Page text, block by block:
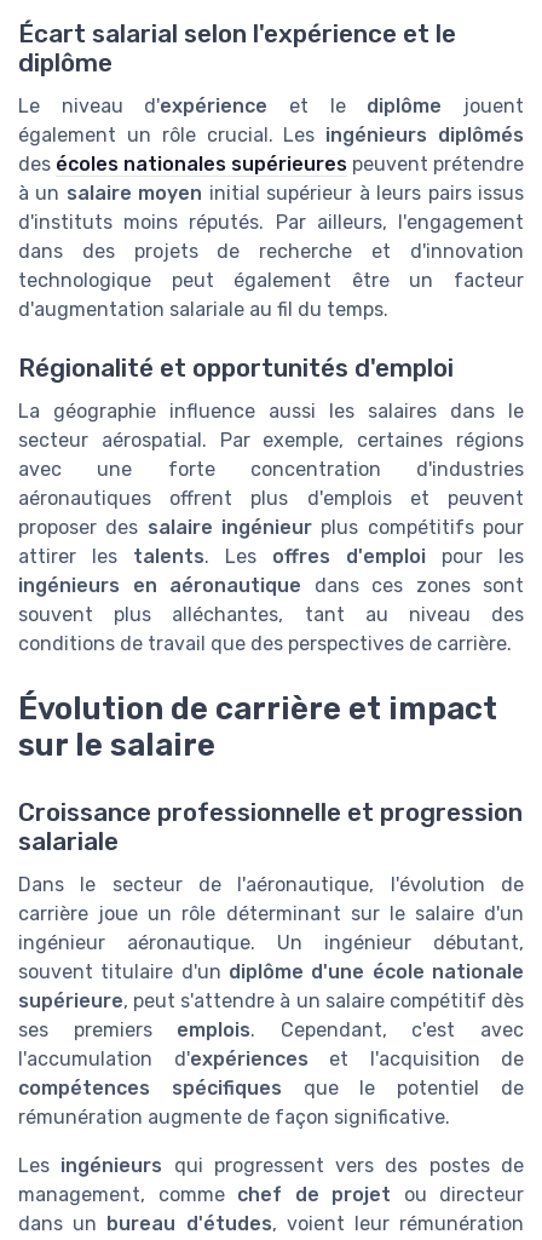
Écart salarial selon l'expérience et le
diplôme
Le niveau d'expérience et le diplôme jouent
également un rôle crucial. Les ingénieurs diplômés
des écoles nationales supérieures peuvent prétendre
à un salaire moyen initial supérieur à leurs pairs issus
d'instituts moins réputés. Par ailleurs, l'engagement
dans des projets de recherche et d'innovation
technologique peut également être un facteur
d'augmentation salariale au fil du temps.
Régionalité et opportunités d'emploi
La géographie influence aussi les salaires dans le
secteur aérospatial. Par exemple, certaines régions
avec une forte concentration d'industries
aéronautiques offrent plus d'emplois et peuvent
proposer des salaire ingénieur plus compétitifs pour
attirer les talents. Les offres d'emploi pour les
ingénieurs en aéronautique dans ces zones sont
souvent plus alléchantes, tant au niveau des
conditions de travail que des perspectives de carrière.
Évolution de carrière et impact
sur le salaire
Croissance professionnelle et progression
salariale
Dans le secteur de l'aéronautique, l'évolution de
carrière joue un rôle déterminant sur le salaire d'un
ingénieur aéronautique. Un ingénieur débutant,
souvent titulaire d'un diplôme d'une école nationale
supérieure, peut s'attendre à un salaire compétitif dès
ses premiers emplois. Cependant, c'est avec
l'accumulation d'expériences et l'acquisition de
compétences spécifiques que le potentiel de
rémunération augmente de façon significative.
Les ingénieurs qui progressent vers des postes de
management, comme chef de projet ou directeur
dans un
bureau d'études, voient leur rémunération